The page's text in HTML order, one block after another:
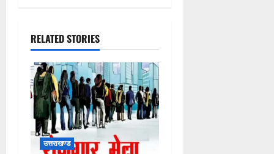
RELATED STORIES
उत्तराखण्ड